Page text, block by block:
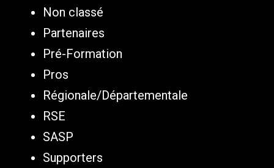
Non classé
Partenaires
Pré-Formation
Pros
Régionale/Départementale
RSE
SASP
Supporters